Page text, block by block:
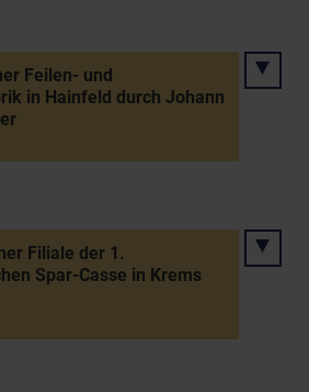
Feilen- und
in Hainfeld durch Johann
Filiale der 1.
Spar-Casse in Krems